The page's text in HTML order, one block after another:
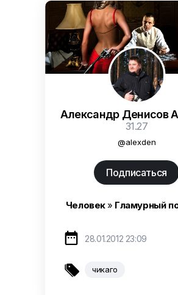
Александр Денисов
31.27
@alexden
Подписаться
Человек» Гламурный
 28.01.2012 23:09
 чикаго